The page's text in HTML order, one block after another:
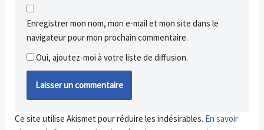
Enregistrer mon nom, mon e-mail et mon site dans le
navigateur pour mon prochain commentaire.
Oui, ajoutez-moi à votre liste de diffusion.
Ce site utilise Akismet pour réduire les indésirables. En savoir